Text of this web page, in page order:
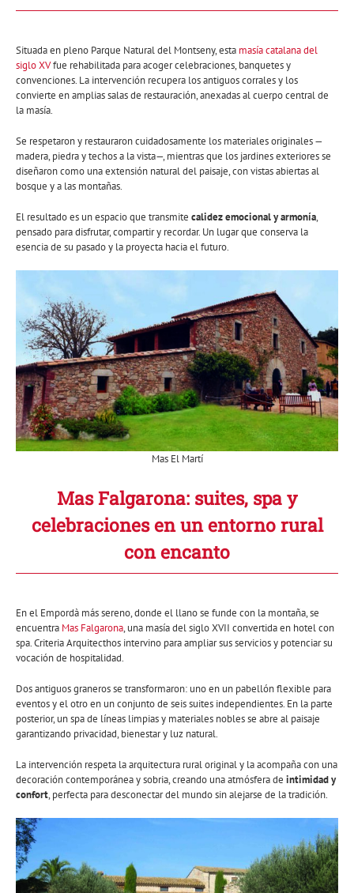
Situada en pleno Parque Natural del Montseny, esta masía catalana del
siglo XVfue rehabilitada para acoger celebraciones, banquetes y
convenciones. La intervención recupera los antiguos corrales y los
convierte en amplias salas de restauración, anexadas al cuerpo central de
la masía.
Se respetaron y restauraron cuidadosamente los materiales originales —
madera, piedra y techos a la vista—, mientras que los jardines exteriores se
diseñaron como una extensión natural del paisaje, con vistas abiertas al
bosque y a las montañas.
El resultado es un espacio que transmite calidez emocional y armonía,
pensado para disfrutar, compartir y recordar. Un lugar que conserva la
esencia de su pasado y la proyecta hacia el futuro.
Mas El Martí
Mas Falgarona: suites, spa y
celebraciones en un entorno rural
con encanto
En el Empordà más sereno, donde el llano se funde con la montaña, se
encuentra Mas Falgarona, una masía del siglo XVII convertida en hotel con
spa. Criteria Arquitecthos intervino para ampliar sus servicios y potenciar su
vocación de hospitalidad.
Dos antiguos graneros se transformaron: uno en un pabellón flexible para
eventos y el otro en un conjunto de seis suites independientes. En la parte
posterior, un spa de líneas limpias y materiales nobles se abre al paisaje
garantizando privacidad, bienestar y luz natural.
La intervención respeta la arquitectura rural original y la acompaña con una
decoración contemporánea y sobria, creando una atmósfera de intimidad y
confort, perfecta para desconectar del mundo sin alejarse de la tradición.